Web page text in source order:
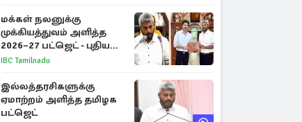
நன்மைகளும்!
மக்கள் நலனுக்கு
முக்கியத்துவம் அளித்த
2026–27 பட்ஜெட் - புதிய
நலத்திட்டங்கள்
IBC Tamilnadu
இல்லத்தரசிகளுக்கு
ஏமாற்றம் அளித்த தமிழக
பட்ஜெட்